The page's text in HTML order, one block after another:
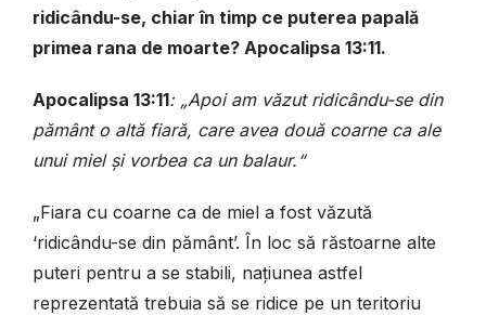
ridicându-se, chiar în timp ce puterea papală
primea rana de moarte? Apocalipsa 13:11.
Apocalipsa 13:11: „Apoi am văzut ridicându-se din
pământ o altă fiară, care avea două coarne ca ale
unui miel și vorbea ca un balaur.“
„Fiara cu coarne ca de miel a fost văzută
‘ridicându-se din pământ’. În loc să răstoarne alte
puteri pentru a se stabili, națiunea astfel
reprezentată trebuia să se ridice pe un teritoriu